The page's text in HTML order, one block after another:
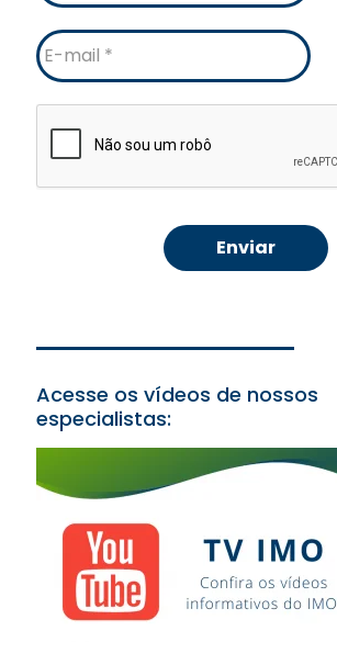
E-
mail
Acesse os vídeos de nossos
especialistas: